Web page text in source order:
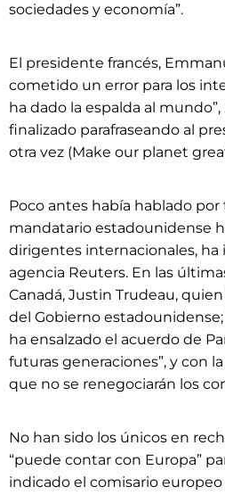
sociedades y economía”.
El presidente francés,
cometido un error para los
ha dado la espalda al
finalizado parafraseando al
otra vez (Make our planet
Poco antes había hablado por
mandatario estadounidense
dirigentes internacionales, ha
agencia Reuters. En las
Canadá, Justin Trudeau,
del Gobierno
ha ensalzado el acuerdo de
futuras generaciones”, y con
que no se renegociarán los
No han sido los únicos en
“puede contar con Europa”
indicado el comisario europeo